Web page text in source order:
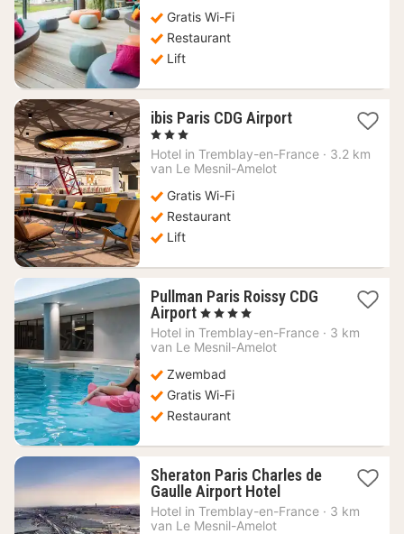
Gratis Wi-Fi
Restaurant
Lift
ibis Paris CDG Airport1
vanaf
, 3 Sterren
Hotel in Tremblay-en-France · 3.2 km
van Le Mesnil-Amelot
Gratis Wi-Fi
Restaurant
Lift
Pullman Paris Roissy CDG
Airport 1
nacht
vanaf
€
, 4 Sterren
Hotel in Tremblay-en-France · 3 km
van Le Mesnil-Amelot
Zwembad
Gratis Wi-Fi
Restaurant
Sheraton Paris Charles de
Gaulle Airport Hotel1
nacht
Hotel in Tremblay-en-France · 3 km
van Le Mesnil-Amelot